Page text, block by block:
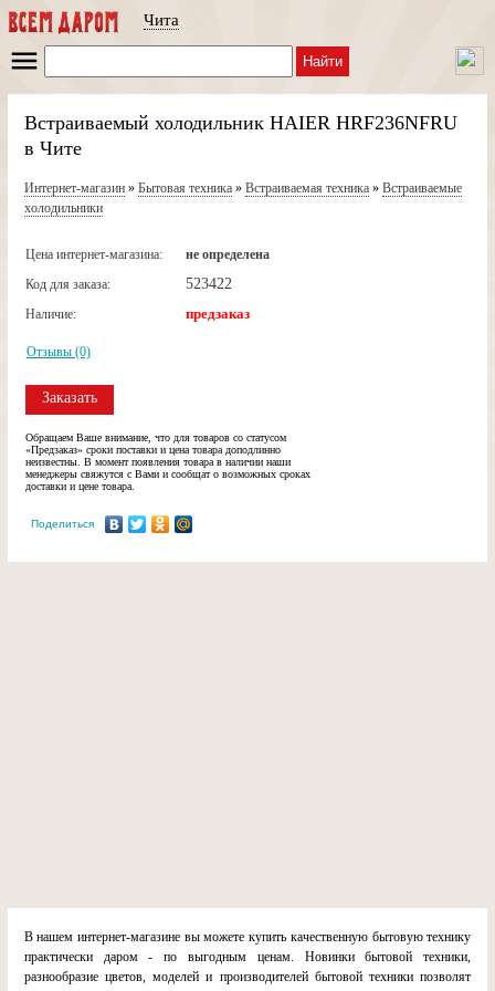
Чита
Найти
Встраиваемый холодильник HAIER HRF236NFRU
в Чите
Интернет-магазин» Бытовая техника» Встраиваемая техника» Встраиваемые
холодильники
Цена интернет-магазина:
не определена
Код для заказа:
523422
Наличие: предзаказ
Отзывы (0)
Заказать
Обращаем Ваше внимание, что для товаров со статусом
«Предзаказ» сроки поставки и цена товара доподлинно
неизвестны. В момент появления товара в наличии наши
менеджеры свяжутся с Вами и сообщат о возможных сроках
доставки и цене товара.
Поделиться
В нашем интернет-магазине вы можете купить качественную бытовую технику
практически даром - по выгодным ценам. Новинки бытовой техники,
разнообразие цветов, моделей и производителей бытовой техники позволят